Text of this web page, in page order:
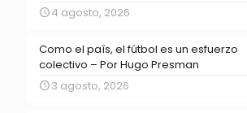
4 agosto, 2026
Como el país, el fútbol es un esfuerzo
colectivo – Por Hugo Presman
3 agosto, 2026